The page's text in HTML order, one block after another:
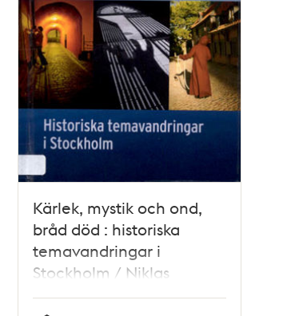
Kärlek, mystik och ond,
bråd död : historiska
temavandringar i
Stockholm / Niklas
Ericsson